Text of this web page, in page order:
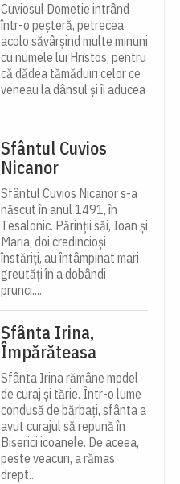
Cuviosul Dometie intrând
într-o peșteră, petrecea
acolo săvârșind multe minuni
cu numele lui Hristos, pentru
că dădea tămăduiri celor ce
veneau la dânsul și îi aducea
Sfântul Cuvios
Nicanor
Sfântul Cuvios Nicanor s-a
născut în anul 1491, în
Tesalonic. Părinții săi, Ioan și
Maria, doi credincioși
înstăriți, au întâmpinat mari
greutăți în a dobândi
prunci....
Sfânta Irina,
Împărăteasa
Sfânta Irina rămâne model
de curaj și tărie. Într-o lume
condusă de bărbați, sfânta a
avut curajul să repună în
Biserici icoanele. De aceea,
peste veacuri, a rămas
drept...